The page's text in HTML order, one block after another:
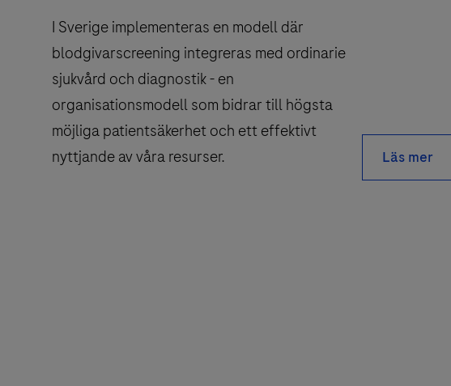
I Sverige implementeras en modell där
blodgivarscreening integreras med ordinarie
sjukvård och diagnostik - en
organisationsmodell som bidrar till högsta
möjliga patientsäkerhet och ett effektivt
nyttjande av våra resurser.
Läs mer